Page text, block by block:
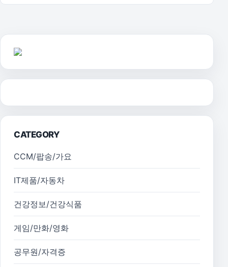
CATEGORY
CCM/팝송/가요
IT제품/자동차
건강정보/건강식품
게임/만화/영화
공무원/자격증